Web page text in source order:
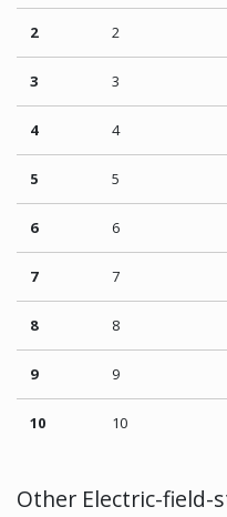
2 2
3 3
4 4
5 5
6 6
7 7
8 8
9 9
10 10
Other Electric-field-